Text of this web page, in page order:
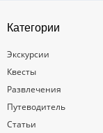
Категории
Экскурсии
Квесты
Развлечения
Путеводитель
Статьи